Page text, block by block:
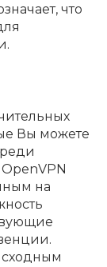
что
Вы можете
на